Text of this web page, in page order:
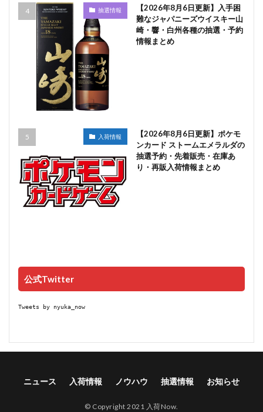
抽選情報
【2026年8月6日更新】入手困
難なジャパニーズウイスキー山
崎・響・白州各種の抽選・予約
情報まとめ
入荷情報
【2026年8月6日更新】ポケモ
ンカード ストームエメラルダの
抽選予約・先着販売・在庫あ
り・再販入荷情報まとめ
公式Twitter
Tweets by nyuka_now
ニュース 入荷情報 ノウハウ 抽選情報 お知らせ
© Copyright 2021 入荷Now.